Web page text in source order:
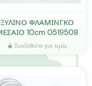
ΞΥΛΙΝΟ ΦΛΑΜΙΝΓΚΟ
10cm 0519508
Συνδεθείτε για τιμές